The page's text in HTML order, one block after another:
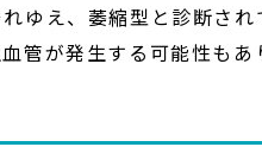
ゆえ、萎縮型と診断され
管が発生する可能性もあ